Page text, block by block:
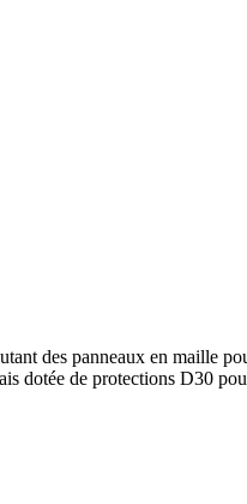
des panneaux en maille
dotée de protections D30